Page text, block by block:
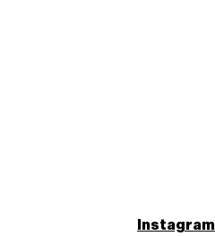
Instagram